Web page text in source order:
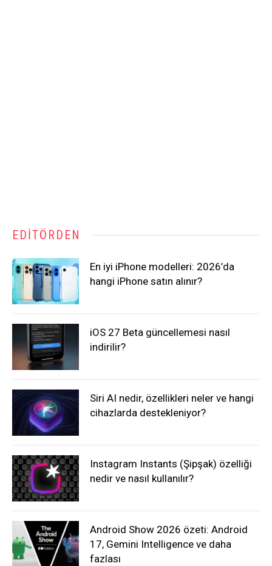
EDITÖRDEN
En iyi iPhone modelleri: 2026’da
hangi iPhone satın alınır?
iOS 27 Beta güncellemesi nasıl
indirilir?
Siri AI nedir, özellikleri neler ve hangi
cihazlarda destekleniyor?
Instagram Instants (Şipşak) özelliği
nedir ve nasıl kullanılır?
Android Show 2026 özeti: Android
17, Gemini Intelligence ve daha
fazlası